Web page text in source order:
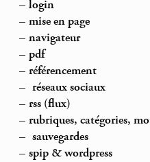
– login
– mise en page
– navigateur
– pdf
– référencement
– réseaux sociaux
– rss (flux)
– rubriques, catégories,
– sauvegardes
– spip & wordpress